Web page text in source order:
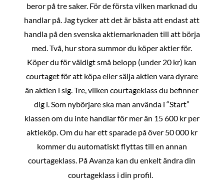
beror på tre saker. För de första vilken marknad du
handlar på. Jag tycker att det är bästa att endast att
handla på den svenska aktiemarknaden till att börja
med. Två, hur stora summor du köper aktier för.
Köper du för väldigt små belopp (under 20 kr) kan
courtaget för att köpa eller sälja aktien vara dyrare
än aktien i sig. Tre, vilken courtageklass du befinner
dig i. Som nybörjare ska man använda i “Start”
klassen om du inte handlar för mer än 15 600 kr per
aktieköp. Om du har ett sparade på över 50 000 kr
kommer du automatiskt flyttas till en annan
courtageklass. På Avanza kan du enkelt ändra din
courtageklass i din profil.